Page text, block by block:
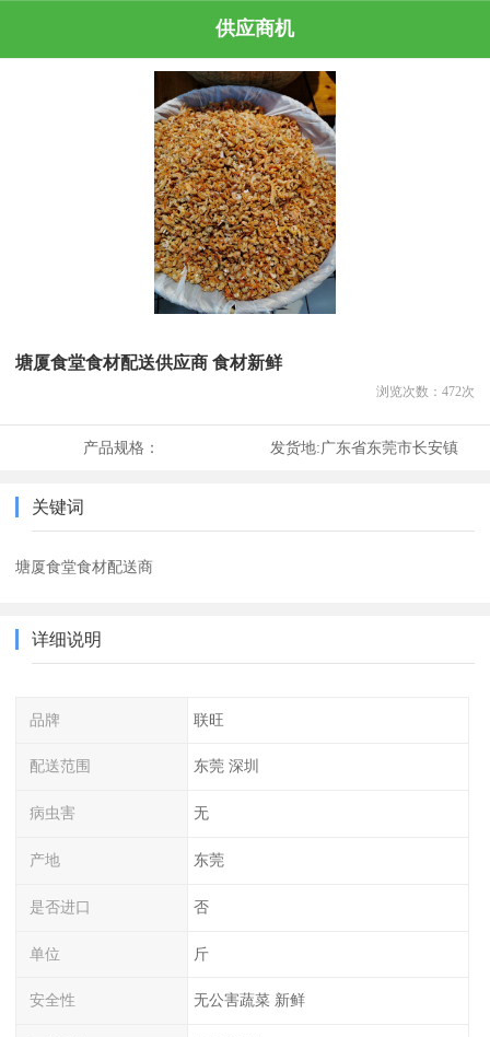
供应商机
塘厦食堂食材配送供应商 食材新鲜
浏览次数： 472次
产品规格： 发货地:广东省东莞市长安镇
关键词
塘厦食堂食材配送商
详细说明
品牌 联旺
配送范围 东莞 深圳
病虫害 无
产地 东莞
是否进口 否
单位 斤
安全性 无公害蔬菜 新鲜